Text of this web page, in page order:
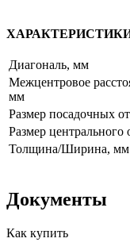
Диагональ, мм
Межцентровое
мм
Размер посадочных
Размер центрального
Толщина/Ширина, мм
Документы
Как купить